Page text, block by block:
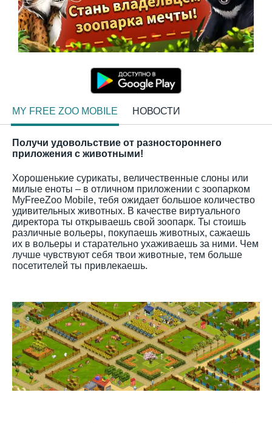
MY FREE ZOO MOBILE НОВОСТИ
Получи удовольствие от разностороннего
приложения с животными!
Хорошенькие сурикаты, величественные слоны или
милые еноты – в отличном приложении с зоопарком
MyFreeZoo Mobile, тебя ожидает большое количество
удивительных животных. В качестве виртуального
директора ты открываешь свой зоопарк. Ты стоишь
различные вольеры, покупаешь животных, сажаешь
их в вольеры и старательно ухаживаешь за ними. Чем
лучше чувствуют себя твои животные, тем больше
посетителей ты привлекаешь.